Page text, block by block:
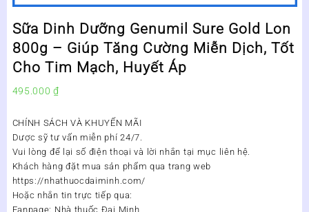
Sữa Dinh Dưỡng Genumil Sure Gold Lon
800g – Giúp Tăng Cường Miễn Dịch, Tốt
Cho Tim Mạch, Huyết Áp
495.000₫
CHÍNH SÁCH VÀ KHUYẾN MÃI
Dược sỹ tư vấn miễn phí 24/7.
Vui lòng để lại số điện thoại và lời nhắn tại mục liên hệ.
Khách hàng đặt mua sản phẩm qua trang web
https://nhathuocdaiminh.com/
Hoặc nhắn tin trực tiếp qua:
Fanpage: Nhà thuốc Đại Minh